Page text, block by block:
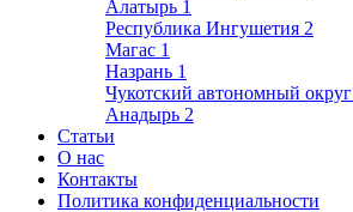
Алатырь 1
Республика Ингушетия 2
Магас 1
Назрань 1
Чукотский автономный округ
Анадырь 2
Статьи
О нас
Контакты
Политика конфиденциальности